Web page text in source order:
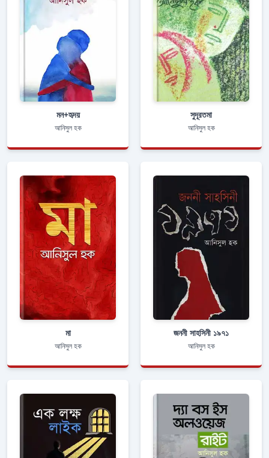
মন+হৃদয়
আনিসুল হক
সুদূরতমা
আনিসুল হক
মা
আনিসুল হক
জননী সাহসিনী ১৯৭১
আনিসুল হক